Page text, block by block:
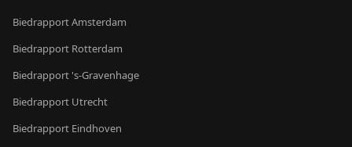
BiedrapportAmsterdam
Biedrapport Rotterdam
Biedrapport 's-Gravenhage
Biedrapport Utrecht
Biedrapport Eindhoven